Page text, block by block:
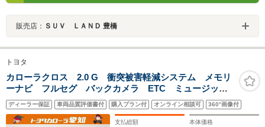
販売店： ＳＵＶ ＬＡＮＤ 豊橋
トヨタ
カローラクロス 2.0 G 衝突被害軽減システム メモリ
ーナビ フルセグ バックカメラ ETC ミュージック
プレイヤー接続可 オートクルーズコントロール LED
ヘッドランプ スマートキー キーレス ワンオーナー
ディーラー保証 車両品質評価書付 購入プラン付 オンライン相談可 360°画像付
支払総額 本体価格